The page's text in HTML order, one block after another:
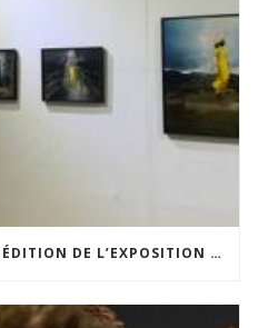
FINANCEMENT DE LA 3E ÉDITION DE L’EXPOSITION DU PRIX POUR LA PHOTOGRAPHIE PAR LE CERCLE POUR LA PHOTOGRAPHIE ET L’ART CONTEMPORAIN